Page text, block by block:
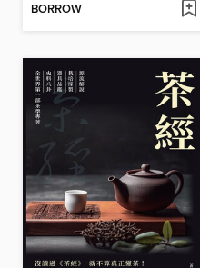
BORROW